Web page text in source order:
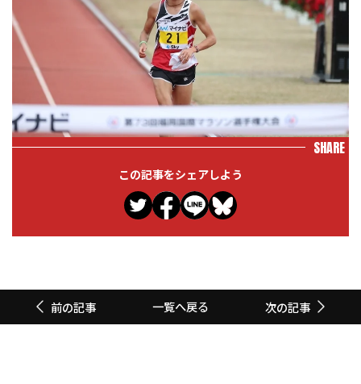
SHARE
この記事をシェアしよう
前の記事 一覧へ戻る 次の記事